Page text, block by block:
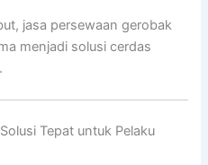
jasa persewaan gerobak
menjadi solusi cerdas
Tepat untuk Pelaku